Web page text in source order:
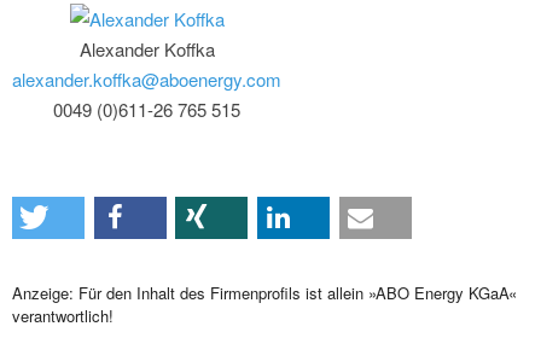
Alexander Koffka
alexander.koffka@aboenergy.com
0049 (0)611-26 765 515
Anzeige: Für den Inhalt des Firmenprofils ist allein »ABO Energy KGaA«
verantwortlich!